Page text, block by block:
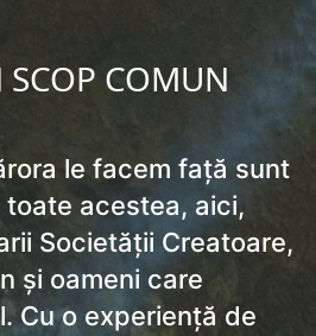
COMUN
le facem față sunt
toate acestea, aici,
Societății Creatoare,
și oameni care
Cu o experiență de